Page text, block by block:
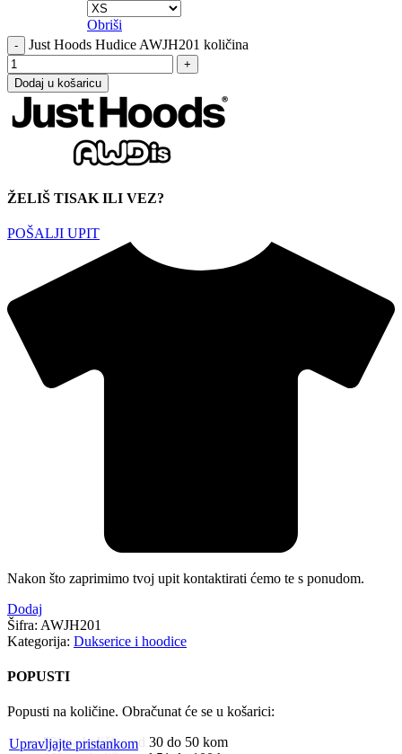
Obriši
Just Hoods Hudice AWJH201 količina
Dodaj u košaricu
ŽELIŠ TISAK ILI VEZ?
POŠALJI UPIT
Nakon što zaprimimo tvoj upit kontaktirati ćemo te s ponudom.
Dodaj
Šifra: AWJH201
Kategorija: Dukserice i hoodice
POPUSTI
Popusti na količine. Obračunat će se u košarici:
5% na količine od 30 do 50 kom
Upravljajte pristankom